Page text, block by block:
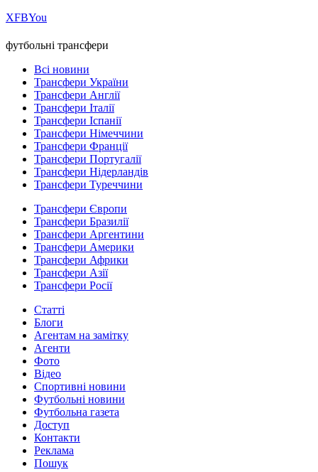
ХFBYou
футбольні трансфери
Всі новини
Трансфери України
Трансфери Англії
Трансфери Італії
Трансфери Іспанії
Трансфери Німеччини
Трансфери Франції
Трансфери Португалії
Трансфери Нідерландів
Трансфери Туреччини
Трансфери Європи
Трансфери Бразилії
Трансфери Аргентини
Трансфери Америки
Трансфери Африки
Трансфери Азії
Трансфери Росії
Статті
Блоги
Агентам на замітку
Агенти
Фото
Відео
Спортивні новини
Футбольні новини
Футбольна газета
Доступ
Контакти
Реклама
Пошук